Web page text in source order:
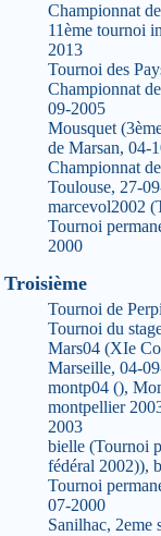
Championnat
11ème tournoi
2013
Tournoi des
Championnat
09-2005
Mousquet
de Marsan, 04-
Championnat
Toulouse, 27-
marcevol2002
Tournoi
2000
Troisième
Tournoi de
Tournoi du
Mars04 (XIe
Marseille, 04-
montp04 (),
montpellier
2003
bielle (Tournoi
fédéral 2002)),
Tournoi
07-2000
Sanilhac, 2eme